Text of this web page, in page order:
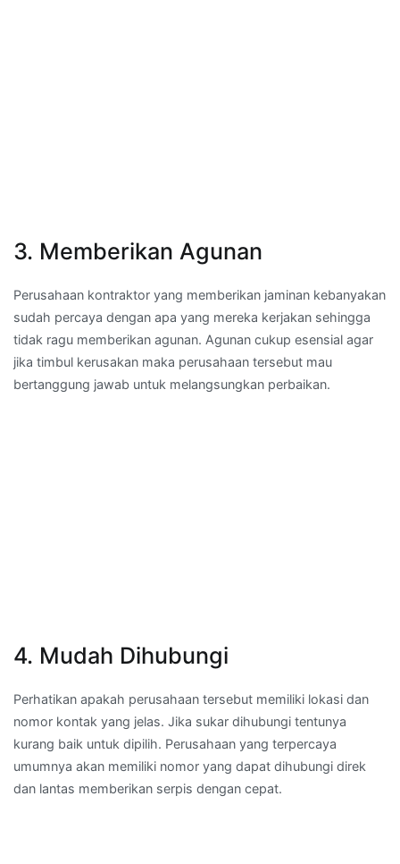
3. Memberikan Agunan
Perusahaan kontraktor yang memberikan jaminan kebanyakan
sudah percaya dengan apa yang mereka kerjakan sehingga
tidak ragu memberikan agunan. Agunan cukup esensial agar
jika timbul kerusakan maka perusahaan tersebut mau
bertanggung jawab untuk melangsungkan perbaikan.
4. Mudah Dihubungi
Perhatikan apakah perusahaan tersebut memiliki lokasi dan
nomor kontak yang jelas. Jika sukar dihubungi tentunya
kurang baik untuk dipilih. Perusahaan yang terpercaya
umumnya akan memiliki nomor yang dapat dihubungi direk
dan lantas memberikan serpis dengan cepat.